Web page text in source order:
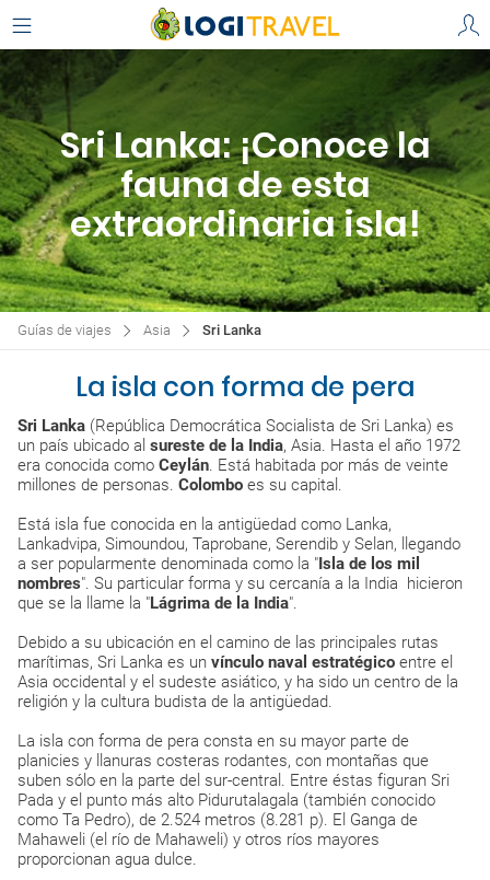
Sri Lanka: ¡Conoce la
fauna de esta
extraordinaria isla!
Guías de viajes Asia Sri Lanka
La isla con forma de pera
Sri Lanka (República Democrática Socialista de Sri Lanka) es
un país ubicado al sureste de la India, Asia. Hasta el año 1972
era conocida como Ceylán. Está habitada por más de veinte
millones de personas. Colombo es su capital.
Está isla fue conocida en la antigüedad como Lanka,
Lankadvipa, Simoundou, Taprobane, Serendib y Selan, llegando
a ser popularmente denominada como la "Isla de los mil
nombres". Su particular forma y su cercanía a la India hicieron
que se la llame la "Lágrima de la India".
Debido a su ubicación en el camino de las principales rutas
marítimas, Sri Lanka es un vínculo naval estratégico entre el
Asia occidental y el sudeste asiático, y ha sido un centro de la
religión y la cultura budista de la antigüedad.
La isla con forma de pera consta en su mayor parte de
planicies y llanuras costeras rodantes, con montañas que
suben sólo en la parte del sur-central. Entre éstas figuran Sri
Pada y el punto más alto Pidurutalagala (también conocido
como Ta Pedro), de 2.524 metros (8.281 p). El Ganga de
Mahaweli (el río de Mahaweli) y otros ríos mayores
proporcionan agua dulce.